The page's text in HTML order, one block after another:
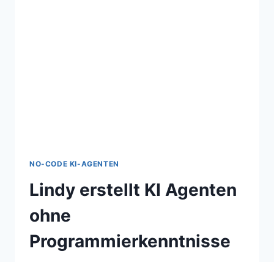
NO-CODE KI-AGENTEN
Lindy erstellt KI Agenten
ohne
Programmierkenntnisse